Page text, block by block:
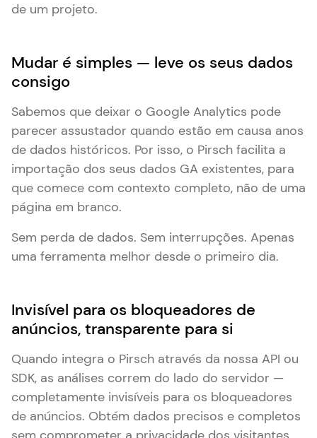
de um projeto.
Mudar é simples — leve os seus dados
consigo
Sabemos que deixar o Google Analytics pode
parecer assustador quando estão em causa anos
de dados históricos. Por isso, o Pirsch facilita a
importação dos seus dados GA existentes, para
que comece com contexto completo, não de uma
página em branco.
Sem perda de dados. Sem interrupções. Apenas
uma ferramenta melhor desde o primeiro dia.
Invisível para os bloqueadores de
anúncios, transparente para si
Quando integra o Pirsch através da nossa API ou
SDK, as análises correm do lado do servidor —
completamente invisíveis para os bloqueadores
de anúncios. Obtém dados precisos e completos